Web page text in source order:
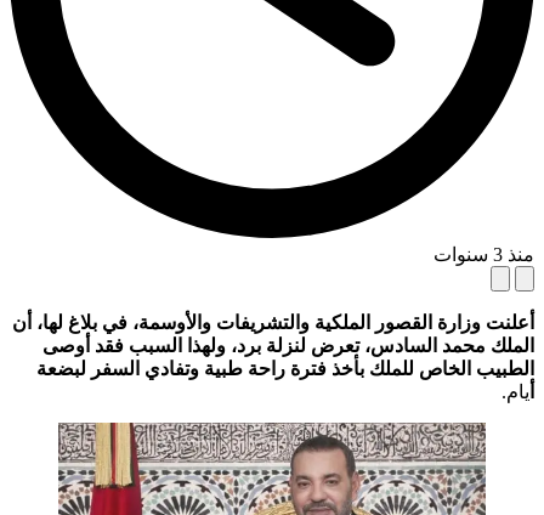
منذ 3 سنوات
أعلنت وزارة القصور الملكية والتشريفات والأوسمة، في بلاغ لها، أن
الملك محمد السادس، تعرض لنزلة برد، ولهذا السبب فقد أوصى
الطبيب الخاص للملك بأخذ فترة راحة طبية وتفادي السفر لبضعة
يام.